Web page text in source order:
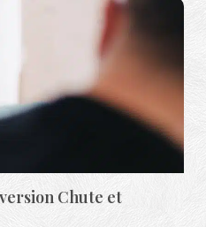
Chute et